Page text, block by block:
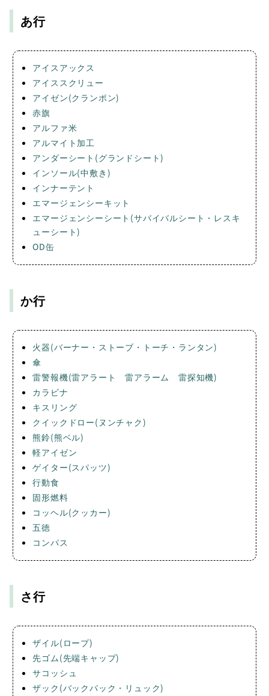
あ行
アイスアックス
アイススクリュー
アイゼン(クランポン)
赤旗
アルファ米
アルマイト加工
アンダーシート(グランドシート)
インソール(中敷き)
インナーテント
エマージェンシーキット
エマージェンシーシート(サバイバルシート・レスキ
ューシート)
OD缶
か行
火器(バーナー・ストーブ・トーチ・ランタン)
傘
雷警報機(雷アラート 雷アラーム 雷探知機)
カラビナ
キスリング
クイックドロー(ヌンチャク)
熊鈴(熊ベル)
軽アイゼン
ゲイター(スパッツ)
行動食
固形燃料
コッヘル(クッカー)
五徳
コンパス
さ行
ザイル(ロープ)
先ゴム(先端キャップ)
サコッシュ
ザック(バックパック・リュック)